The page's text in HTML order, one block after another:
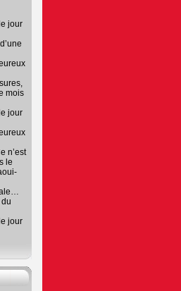
jour
mois
jour
n’est
le
jour